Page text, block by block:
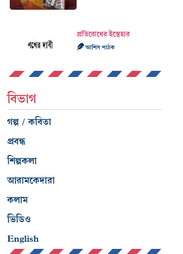
প্রতিরোধের ইস্তেহার
আশিস পাঠক
বিভাগ
গল্প / কবিতা
প্রবন্ধ
শিল্পকলা
আরামকেদারা
কলাম
ভিডিও
English